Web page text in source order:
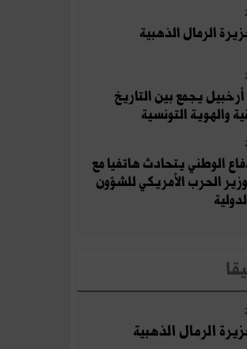
الرمال الذهبية
يجمع بين التاريخ
والهوية التونسية
الوطني يتحادث هاتفيا مع
الحرب الأمريكي للشؤون
الرمال الذهبية